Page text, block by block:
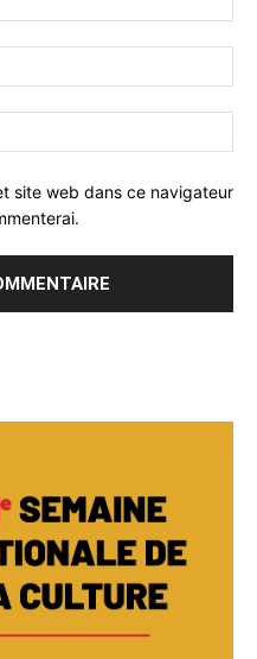
:*
:*
:
site web dans ce navigateur